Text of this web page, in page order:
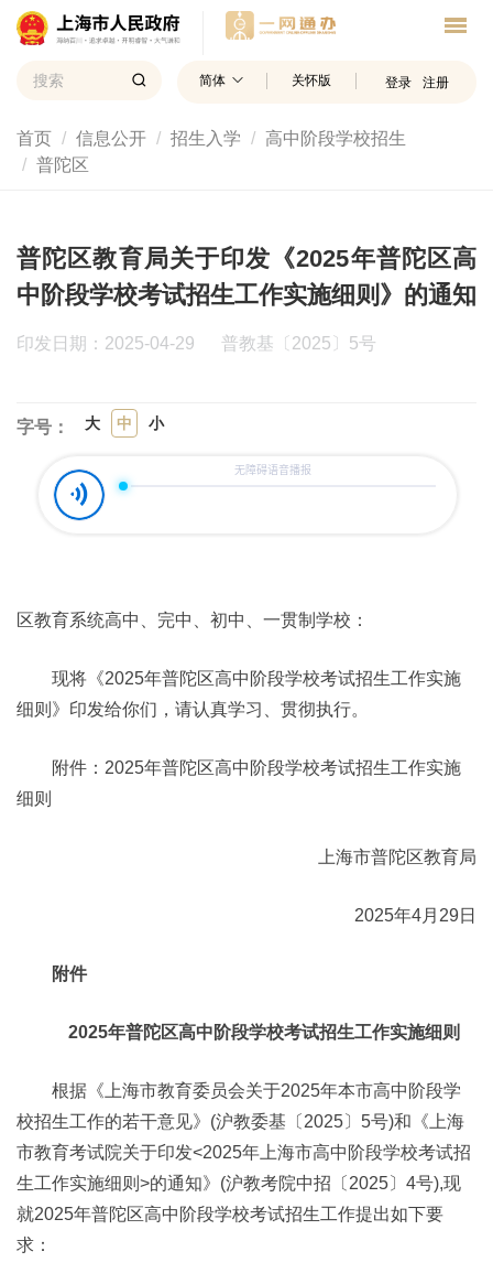
简体 关怀版 登录 注册
首页 信息公开 招生入学
高中阶段学校招生
普陀区
普陀区教育局关于印发《2025年普陀区高
中阶段学校考试招生工作实施细则》的通知
印发日期：2025-04-29 普教基〔2025〕5号
字号： 大 中 小
区教育系统高中、完中、初中、一贯制学校：
现将《2025年普陀区高中阶段学校考试招生工作实施
细则》印发给你们，请认真学习、贯彻执行。
附件：2025年普陀区高中阶段学校考试招生工作实施
细则
上海市普陀区教育局
2025年4月29日
附件
2025年普陀区高中阶段学校考试招生工作实施细则
根据《上海市教育委员会关于2025年本市高中阶段学
校招生工作的若干意见》(沪教委基〔2025〕5号)和《上海
市教育考试院关于印发<2025年上海市高中阶段学校考试招
生工作实施细则>的通知》(沪教考院中招〔2025〕4号),现
就2025年普陀区高中阶段学校考试招生工作提出如下要
求：